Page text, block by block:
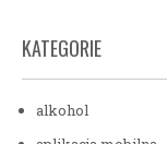
KATEGORIE
alkohol